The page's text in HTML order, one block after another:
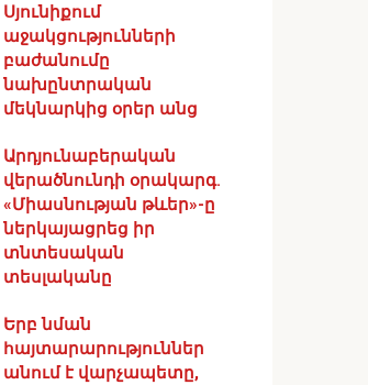
Սյունիքում
աջակցությունների
բաժանումը
նախընտրական
մեկնարկից օրեր անց
Արդյունաբերական
վերածնունդի օրակարգ․
«Միասնության թևեր»-ը
ներկայացրեց իր
տնտեսական
տեսլականը
Երբ նման
հայտարարություններ
անում է վարչապետը,